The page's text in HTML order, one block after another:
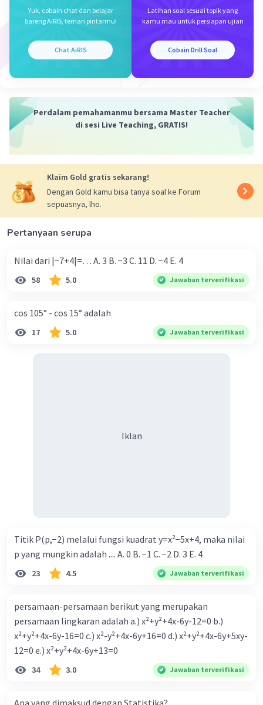
Beri Rating·0.0(0 Balas
Yuk, cobain chat dan belajar
bareng AiRIS, teman pintarmu!
Chat AiRIS
Latihan soal sesuai topik yang
kamu mau untuk persiapan ujian
Cobain Drill Soal
Perdalam pemahamanmu bersama Master Teacher
di sesi Live Teaching, GRATIS!
Klaim Gold gratis sekarang!
Dengan Gold kamu bisa tanya soal ke Forum
sepuasnya, lho.
Pertanyaan serupa
Nilai dari |−7+4|=… A. 3 B. −3 C. 11 D. −4 E. 4
58 5.0 Jawaban terverifikasi
cos 105° - cos 15° adalah
17 5.0 Jawaban terverifikasi
Iklan
Titik P(p,−2) melalui fungsi kuadrat y=x²−5x+4, maka nilai
p yang mungkin adalah .... A. 0 B. −1 C. −2 D. 3 E. 4
23 4.5 Jawaban terverifikasi
persamaan-persamaan berikut yang merupakan
persamaan lingkaran adalah a.) x²+y²+4x-6y-12=0 b.)
x²+y²+4x-6y-16=0 c.) x²-y²+4x-6y+16=0 d.) x²+y²+4x-6y+5xy-
12=0 e.) x²+y²+4x-6y+13=0
34 3.0 Jawaban terverifikasi